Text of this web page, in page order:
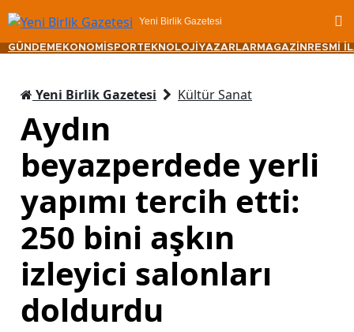
Yeni Birlik Gazetesi
GÜNDEM EKONOMİ SPORTEKNOLOJİ YAZARLAR MAGAZİN RESMİ
Yeni Birlik Gazetesi Kültür Sanat
Aydın
beyazperdede yerli
yapımı tercih etti:
250 bini aşkın
izleyici salonları
doldurdu